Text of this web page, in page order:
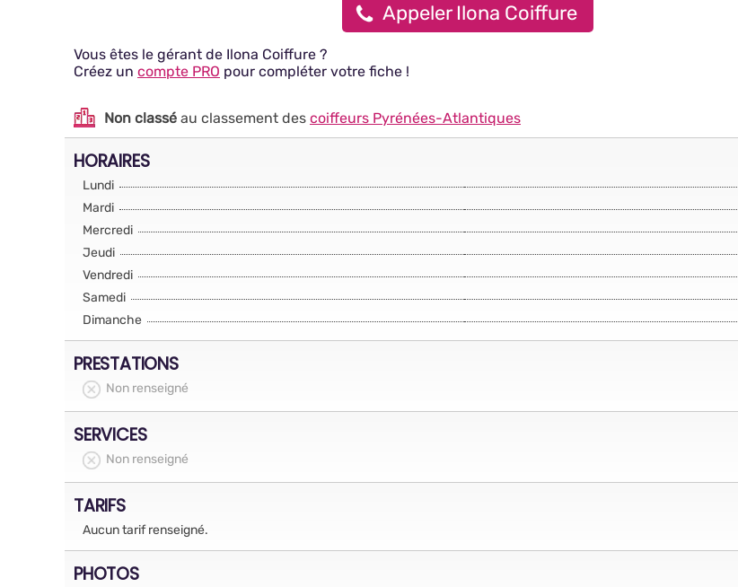
Appeler Ilona Coiffure
Vous êtes le gérant de Ilona Coiffure ?
Créez un compte PRO pour compléter votre fiche !
Non classé au classement des coiffeurs Pyrénées-Atlantiques
HORAIRES
Lundi
Mardi
Mercredi
Jeudi
Vendredi
Samedi
Dimanche
PRESTATIONS
Non renseigné
SERVICES
Non renseigné
TARIFS
Aucun tarif renseigné.
PHOTOS